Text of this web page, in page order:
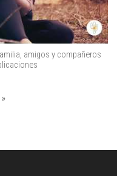
amigos y compañeros
»